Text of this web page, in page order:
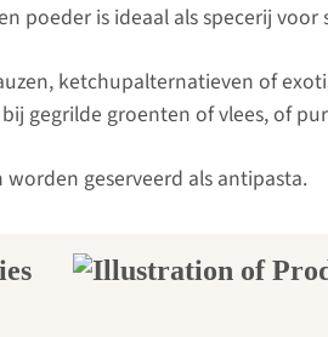
poeder is ideaal als specerij voor
ketchupalternatieven of
gegrilde groenten of vlees, of
geserveerd als antipasta.